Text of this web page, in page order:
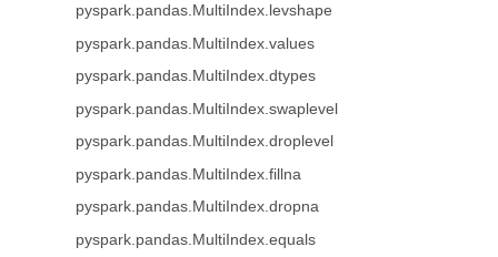
pyspark.pandas.MultiIndex.levshape
pyspark.pandas.MultiIndex.values
pyspark.pandas.MultiIndex.dtypes
pyspark.pandas.MultiIndex.swaplevel
pyspark.pandas.MultiIndex.droplevel
pyspark.pandas.MultiIndex.fillna
pyspark.pandas.MultiIndex.dropna
pyspark.pandas.MultiIndex.equals